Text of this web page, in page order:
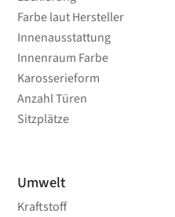
Farbe laut Hersteller
Innenausstattung
Innenraum Farbe
Karosserieform
Anzahl Türen
Sitzplätze
Umwelt
Kraftstoff